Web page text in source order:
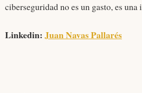
ciberseguridad no es un gasto, es una
Linkedin:Juan Navas Pallarés